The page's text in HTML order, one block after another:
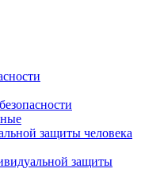
защиты человека
защиты